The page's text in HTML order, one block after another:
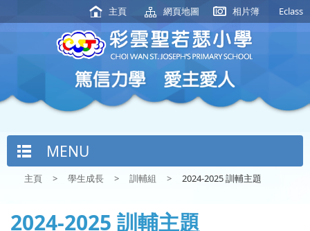
主頁 網頁地圖 相片簿 Eclass
MENU
主頁 > 學生成長 > 訓輔組 > 2024-2025 訓輔主題
2024-2025 訓輔主題